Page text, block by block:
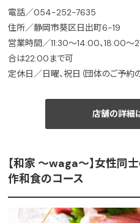
電話／054-252-7635
住所／静岡市葵区日出町6-19
営業時間／11:30～14:00、18:00
合は22:00まで可
定休日／日曜、祝日（団体のご予約
店舗の詳細
【和家 ～waga～】女性同
作和食のコース